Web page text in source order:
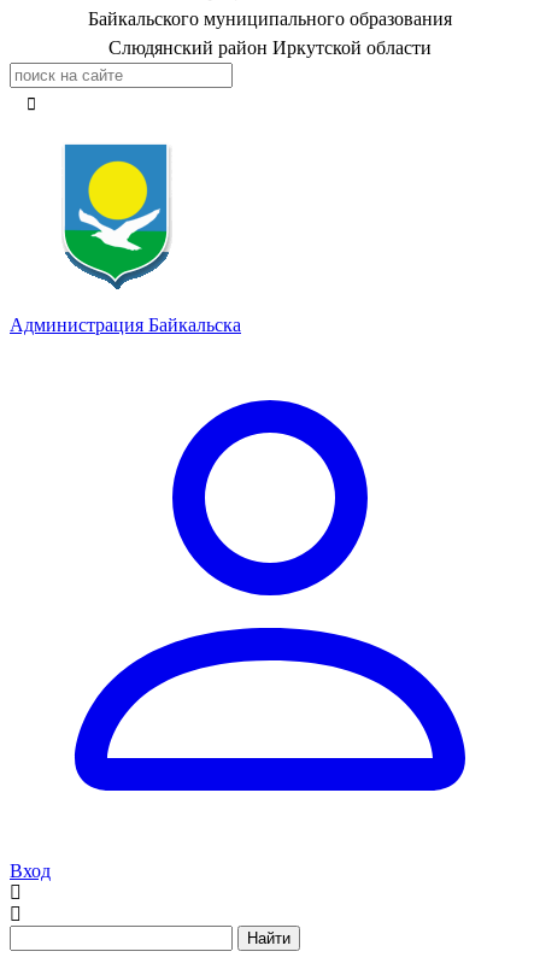
Байкальского муниципального образования
Слюдянский район Иркутской области
Администрация Байкальска
Вход
Найти